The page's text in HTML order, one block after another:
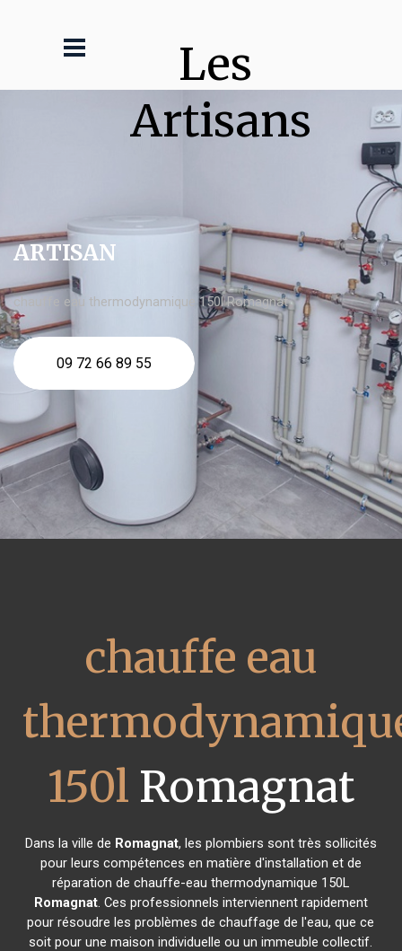
Les
Artisans
ARTISAN
chauffe eau thermodynamique 150l Romagnat
09 72 66 89 55
chauffe eau
150l Romagnat
Dans la ville de Romagnat, les plombiers sont très sollicités
pour leurs compétences en matière d'installation et de
réparation de chauffe-eau thermodynamique 150L
Romagnat. Ces professionnels interviennent rapidement
pour résoudre les problèmes de chauffage de l'eau, que ce
soit pour une maison individuelle ou un immeuble collectif.